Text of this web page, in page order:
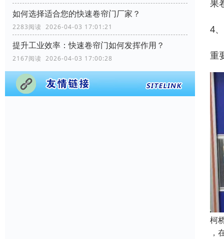
如何选择适合您的快速卷帘门厂家？
2283阅读 2026-04-03 17:01:21
提升工业效率：快速卷帘门如何发挥作用？
2167阅读 2026-04-03 17:00:28
果
4
重
柯
，